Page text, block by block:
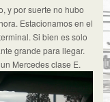
y por suerte no hubo
Estacionamos en el
Si bien es solo
grande para llegar.
Mercedes clase E.